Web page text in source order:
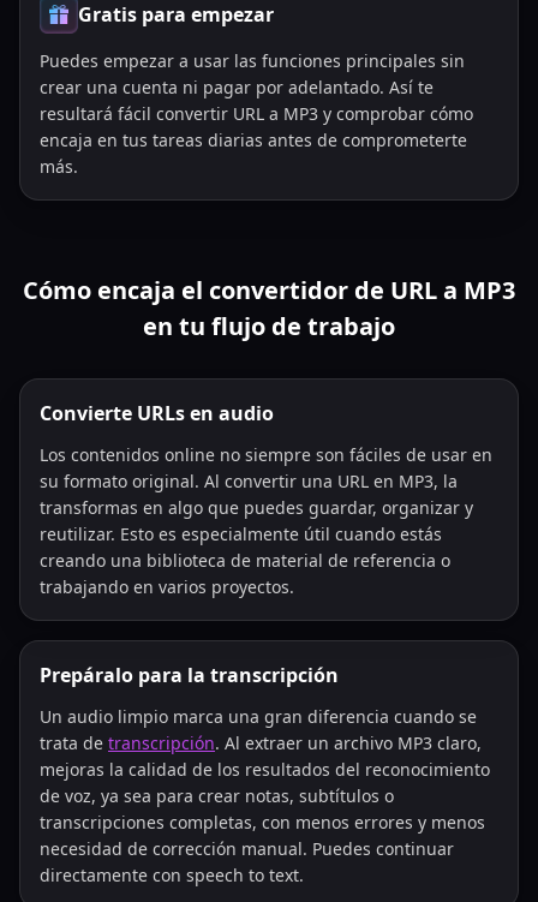
Gratis para empezar
Puedes empezar a usar las funciones principales sin
crear una cuenta ni pagar por adelantado. Así te
resultará fácil convertir URL a MP3 y comprobar cómo
encaja en tus tareas diarias antes de comprometerte
más.
Cómo encaja el convertidor de URL a MP3
en tu flujo de trabajo
Convierte URLs en audio
Los contenidos online no siempre son fáciles de usar en
su formato original. Al convertir una URL en MP3, la
transformas en algo que puedes guardar, organizar y
reutilizar. Esto es especialmente útil cuando estás
creando una biblioteca de material de referencia o
trabajando en varios proyectos.
Prepáralo para la transcripción
Un audio limpio marca una gran diferencia cuando se
trata de transcripción. Al extraer un archivo MP3 claro,
mejoras la calidad de los resultados del reconocimiento
de voz, ya sea para crear notas, subtítulos o
transcripciones completas, con menos errores y menos
necesidad de corrección manual. Puedes continuar
directamente con speech to text.